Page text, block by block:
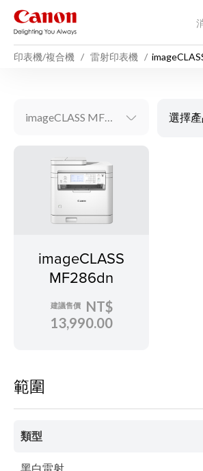
印表機/複合機 雷射印表機
imageCLASS MF286dn 選擇
imageCLASS
MF286dn
建議售價
NT$
13,990.00
範圍
類型
黑白雷射